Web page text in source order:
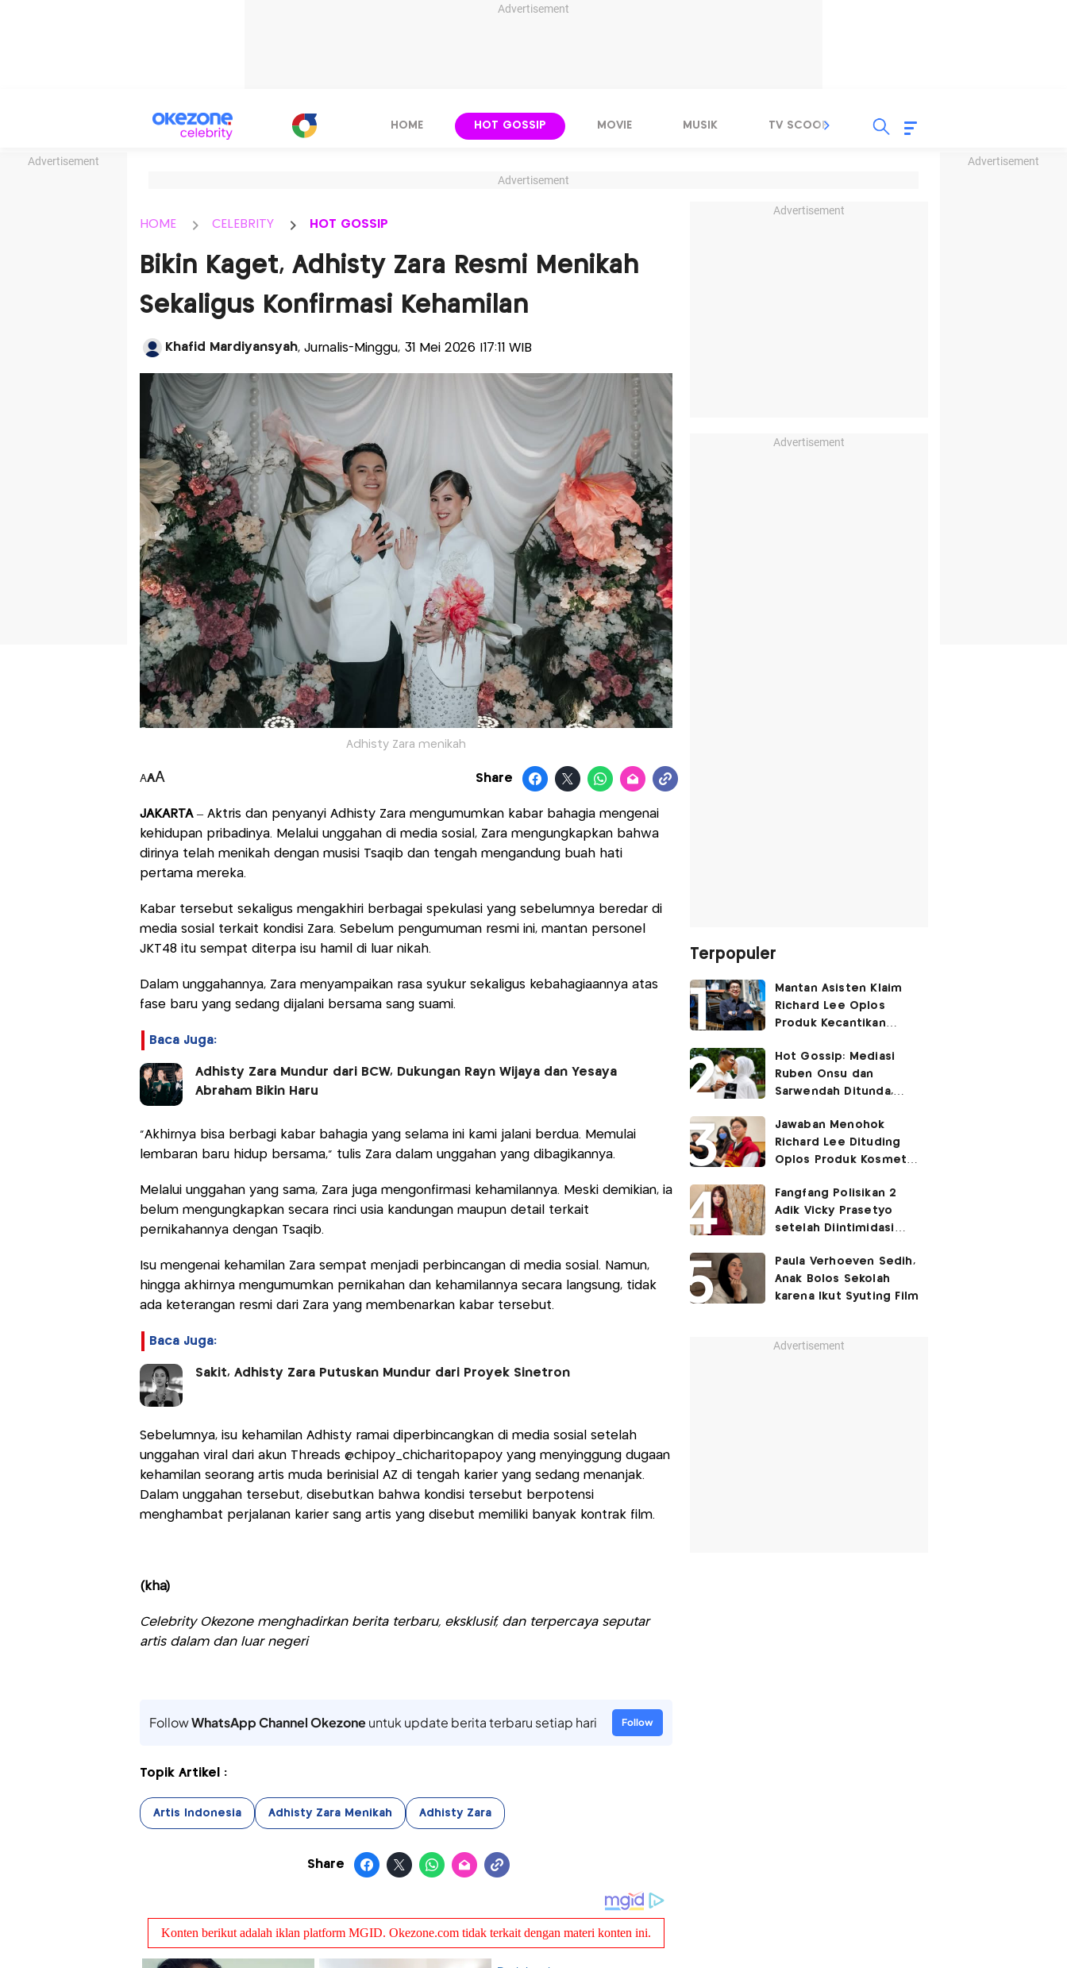
Advertisement
Advertisement Advertisement
HOME HOT GOSSIP MOVIE MUSIK TV SCOOP LIRIK
Advertisement
HOME CELEBRITY HOT GOSSIP
Bikin Kaget, Adhisty Zara Resmi Menikah
Sekaligus Konfirmasi Kehamilan
Khafid Mardiyansyah, Jurnalis-Minggu, 31 Mei 2026 |17:11 WIB
Adhisty Zara menikah
AAA Share
JAKARTA– Aktris dan penyanyi Adhisty Zara mengumumkan kabar bahagia mengenai
kehidupan pribadinya. Melalui unggahan di media sosial, Zara mengungkapkan bahwa
dirinya telah menikah dengan musisi Tsaqib dan tengah mengandung buah hati
pertama mereka.
Kabar tersebut sekaligus mengakhiri berbagai spekulasi yang sebelumnya beredar di
media sosial terkait kondisi Zara. Sebelum pengumuman resmi ini, mantan personel
JKT48 itu sempat diterpa isu hamil di luar nikah.
Dalam unggahannya, Zara menyampaikan rasa syukur sekaligus kebahagiaannya atas
fase baru yang sedang dijalani bersama sang suami.
Baca Juga:
Adhisty Zara Mundur dari BCW, Dukungan Rayn Wijaya dan Yesaya
Abraham Bikin Haru
"Akhirnya bisa berbagi kabar bahagia yang selama ini kami jalani berdua. Memulai
lembaran baru hidup bersama," tulis Zara dalam unggahan yang dibagikannya.
Melalui unggahan yang sama, Zara juga mengonfirmasi kehamilannya. Meski demikian, ia
belum mengungkapkan secara rinci usia kandungan maupun detail terkait
pernikahannya dengan Tsaqib.
Isu mengenai kehamilan Zara sempat menjadi perbincangan di media sosial. Namun,
hingga akhirnya mengumumkan pernikahan dan kehamilannya secara langsung, tidak
ada keterangan resmi dari Zara yang membenarkan kabar tersebut.
Baca Juga:
Sakit, Adhisty Zara Putuskan Mundur dari Proyek Sinetron
Sebelumnya, isu kehamilan Adhisty ramai diperbincangkan di media sosial setelah
unggahan viral dari akun Threads @chipoy_chicharitopapoy yang menyinggung dugaan
kehamilan seorang artis muda berinisial AZ di tengah karier yang sedang menanjak.
Dalam unggahan tersebut, disebutkan bahwa kondisi tersebut berpotensi
menghambat perjalanan karier sang artis yang disebut memiliki banyak kontrak film.
(kha)
Celebrity Okezone menghadirkan berita terbaru, eksklusif, dan terpercaya seputar
artis dalam dan luar negeri
FollowWhatsApp Channel Okezoneuntuk update berita terbaru setiap hari Follow
Topik Artikel :
Artis Indonesia Adhisty Zara Menikah Adhisty Zara
Share
Advertisement
Advertisement
Terpopuler
Mantan Asisten Klaim
Richard Lee Oplos
Produk Kecantikan
ke Ani-Ani
Hot Gossip: Mediasi
Ruben Onsu dan
Sarwendah Ditunda,
Ketiga
Jawaban Menohok
Richard Lee Dituding
Oplos Produk Kosmetik
Fangfang Polisikan 2
Adik Vicky Prasetyo
setelah Diintimidasi
Paula Verhoeven Sedih,
Anak Bolos Sekolah
karena Ikut Syuting Film
Advertisement